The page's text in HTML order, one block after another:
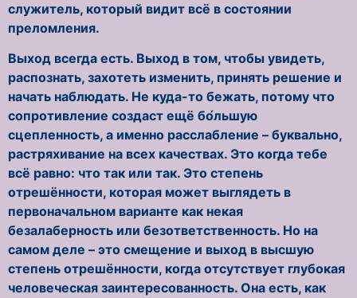
служитель, который видит всё в состоянии
преломления.
Выход всегда есть. Выход в том, чтобы увидеть,
распознать, захотеть изменить, принять решение и
начать наблюдать. Не куда-то бежать, потому что
сопротивление создаст ещё бо́льшую
сцепленность, а именно расслабление – буквально,
растряхивание на всех качествах. Это когда тебе
всё равно: что так или так. Это степень
отрешённости, которая может выглядеть в
первоначальном варианте как некая
безалаберность или безответственность. Но на
самом деле – это смещение и выход в высшую
степень отрешённости, когда отсутствует глубокая
человеческая заинтересованность. Она есть, как